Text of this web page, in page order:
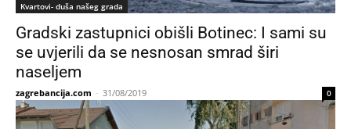
Kvartovi- duša našeg grada
Gradski zastupnici obišli Botinec: I sami su
se uvjerili da se nesnosan smrad širi
naseljem
zagrebancija.com - 31/08/2019 0